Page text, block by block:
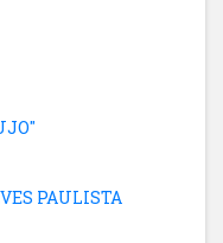
PAULISTA